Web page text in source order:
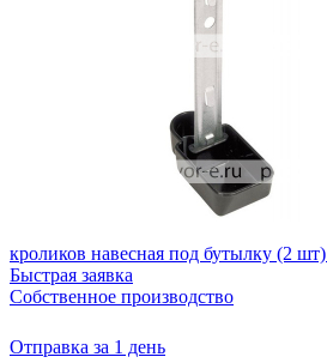
кроликов навесная под бутылку (2 шт)
Быстрая заявка
Собственное производство
Отправка за 1 день